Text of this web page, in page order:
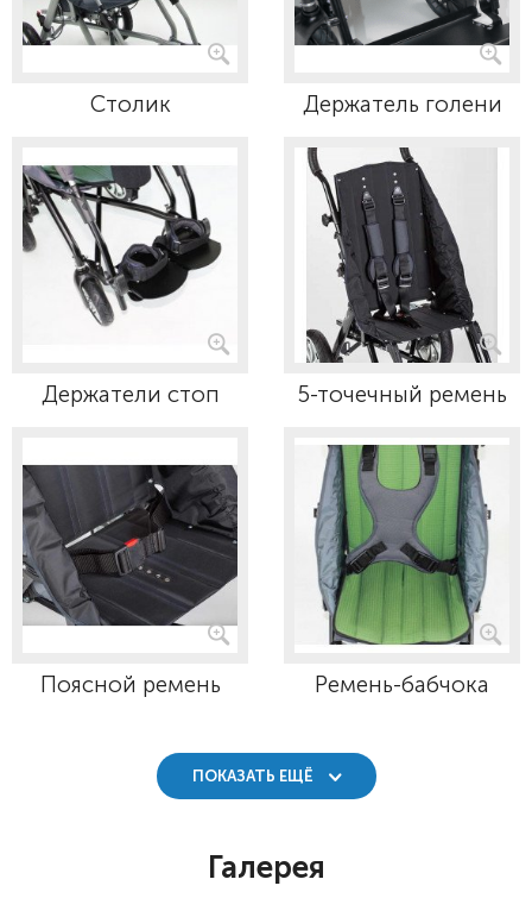
Столик Держатель голени
Держатели стоп 5-точечный ремень
Поясной ремень Ремень-бабчока
ПОКАЗАТЬ ЕЩЁ
Галерея